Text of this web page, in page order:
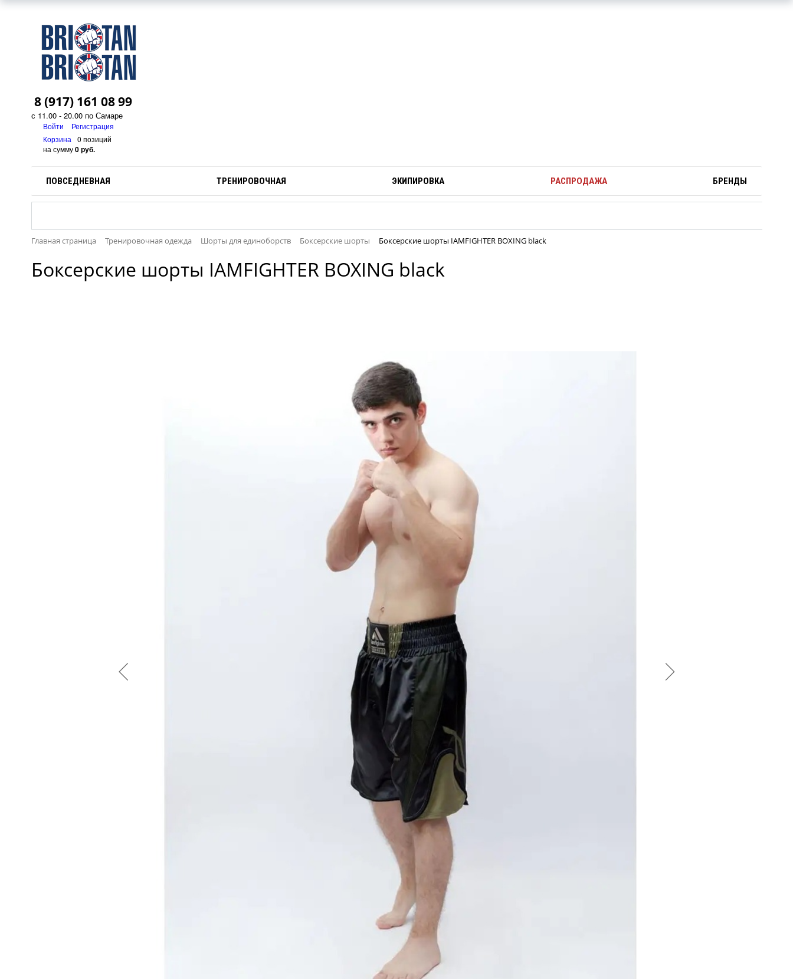
8 (917) 161 08 99
с 11.00 - 20.00 по Самаре
Войти
Регистрация
Корзина
0 позиций
на сумму0 руб.
ПОВСЕДНЕВНАЯ ТРЕНИРОВОЧНАЯ ЭКИПИРОВКА РАСПРОДАЖА БРЕНДЫ
Главная страница Тренировочная одежда Шорты для единоборств Боксерские шорты Боксерские шорты IAMFIGHTER BOXING black
Боксерские шорты IAMFIGHTER BOXING black